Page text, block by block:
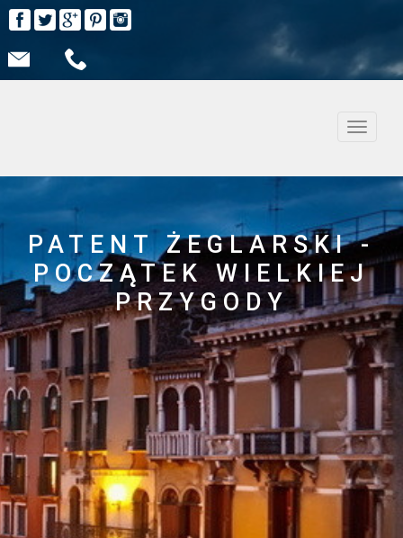
PATENT ŻEGLARSKI -
POCZĄTEK WIELKIEJ
PRZYGODY